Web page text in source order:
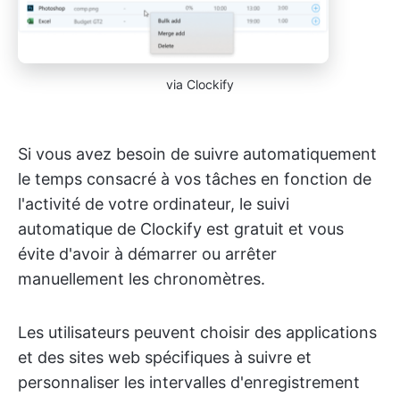
via Clockify
Si vous avez besoin de suivre automatiquement
le temps consacré à vos tâches en fonction de
l'activité de votre ordinateur, le suivi
automatique de Clockify est gratuit et vous
évite d'avoir à démarrer ou arrêter
manuellement les chronomètres.
Les utilisateurs peuvent choisir des applications
et des sites web spécifiques à suivre et
personnaliser les intervalles d'enregistrement